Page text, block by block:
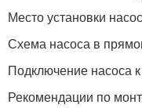
Место установки
Схема насоса в
Подключение насоса к
Рекомендации по